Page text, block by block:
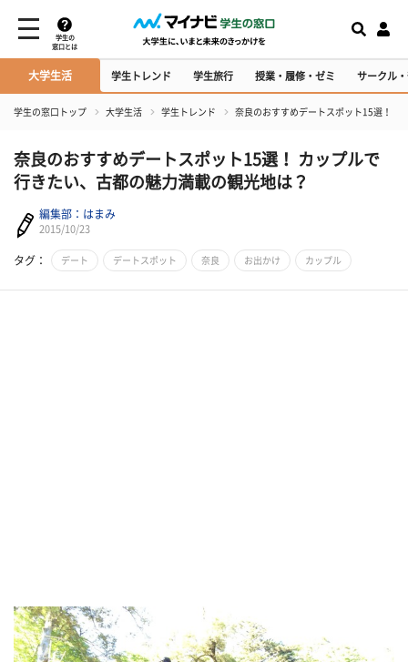
学生の
窓口とは
大学生活 学生トレンド 学生旅行 授業・履修・ゼミ サークル
学生の窓口トップ 大学生活 学生トレンド 奈良のおすすめデートスポット15選！ カ
奈良のおすすめデートスポット15選！ カップルで
行きたい、古都の魅力満載の観光地は？
編集部：はまみ
2015/10/23
タグ： デート デートスポット 奈良 お出かけ カップル